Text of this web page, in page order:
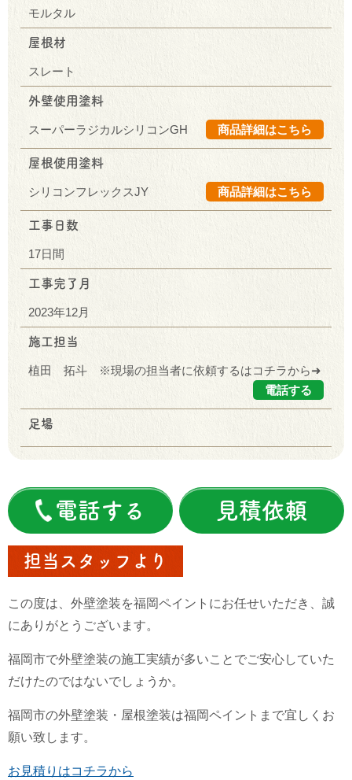
モルタル
屋根材
スレート
外壁使用塗料
スーパーラジカルシリコンGH 商品詳細はこちら
屋根使用塗料
シリコンフレックスJY 商品詳細はこちら
工事日数
17日間
工事完了月
2023年12月
施工担当
植田 拓斗 ※現場の担当者に依頼するはコチラから➜
電話する
足場
電話する 見積依頼
担当スタッフより
この度は、外壁塗装を福岡ペイントにお任せいただき、誠
にありがとうございます。
福岡市で外壁塗装の施工実績が多いことでご安心していた
だけたのではないでしょうか。
福岡市の外壁塗装・屋根塗装は福岡ペイントまで宜しくお
願い致します。
お見積りはコチラから